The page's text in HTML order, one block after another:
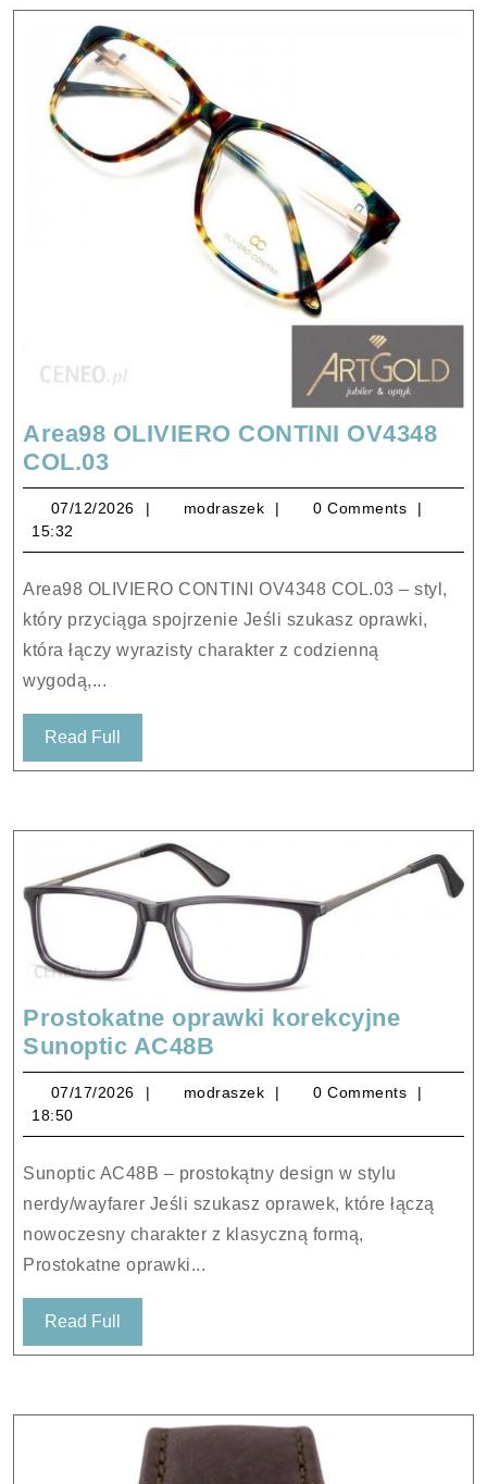
Area98 OLIVIERO CONTINI OV4348
COL.03Area98
OLIVIERO
CONTINI
OV4348
07/12/2026 07/12/2026
modraszek modraszek
0 Comments
15:32
Area98 OLIVIERO CONTINI OV4348 COL.03 – styl,
który przyciąga spojrzenie Jeśli szukasz oprawki,
która łączy wyrazisty charakter z codzienną
wygodą,...
Read Full
Full
Prostokatne oprawki korekcyjne
Sunoptic AC48B
oprawki
korekcyjne
Sunoptic
07/17/2026 07/17/2026
modraszek modraszek
0 Comments
18:50
Sunoptic AC48B – prostokątny design w stylu
nerdy/wayfarer Jeśli szukasz oprawek, które łączą
nowoczesny charakter z klasyczną formą,
Prostokatne oprawki...
Read Full
Full